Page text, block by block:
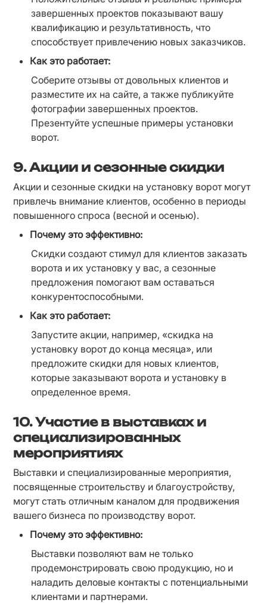
завершенных проектов показывают вашу
квалификацию и результативность, что
способствует привлечению новых заказчиков.
Как это работает:
Соберите отзывы от довольных клиентов и
разместите их на сайте, а также публикуйте
фотографии завершенных проектов.
Презентуйте успешные примеры установки
ворот.
9.Акции и сезонные скидки
Акции и сезонные скидки на установку ворот могут
привлечь внимание клиентов, особенно в периоды
повышенного спроса (весной и осенью).
Почему это эффективно:
Скидки создают стимул для клиентов заказать
ворота и их установку у вас, а сезонные
предложения помогают вам оставаться
конкурентоспособными.
Как это работает:
Запустите акции, например, «скидка на
установку ворот до конца месяца», или
предложите скидки для новых клиентов,
которые заказывают ворота и установку в
определенное время.
10.Участие в выставках и
специализированных
мероприятиях
Выставки и специализированные мероприятия,
посвященные строительству и благоустройству,
могут стать отличным каналом для продвижения
вашего бизнеса по производству ворот.
Почему это эффективно:
Выставки позволяют вам не только
продемонстрировать свою продукцию, но и
наладить деловые контакты с потенциальными
клиентами и партнерами.